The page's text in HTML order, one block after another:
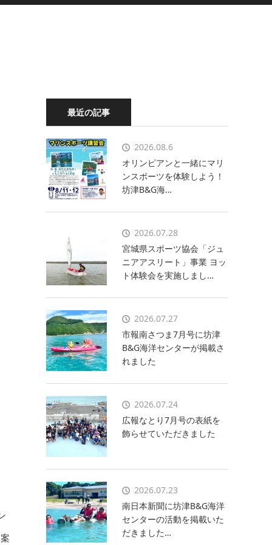
最近の記事
2026.08.6
オリンピアンと一緒にマリ
ンスポーツを体験しよう！
坊津B&G海…
2026.07.28
宮城県スポーツ協会「ジュ
ニアアスリート」事業 ヨッ
ト体験会を実施しまし…
2026.07.27
市報南さつま7月号に坊津
B&G海洋センターが掲載さ
れました
2026.07.24
広報なとり7月号の表紙を
飾らせていただきました
2026.07.23
南日本新聞に坊津B&G海洋
センターの活動を掲載いた
だきました…